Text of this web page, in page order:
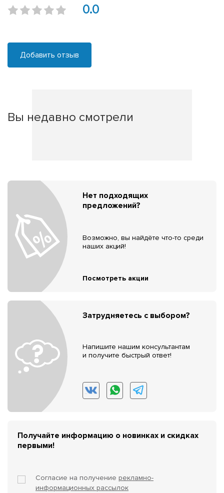
0.0
Добавить отзыв
Вы недавно смотрели
Нет подходящих
предложений?
Возможно, вы найдёте что-то среди
наших акций!
Посмотреть акции
Затрудняетесь с выбором?
Напишите нашим консультантам
и получите быстрый ответ!
Получайте информацию о новинках и скидках
первыми!
Согласие на получение рекламно-
информационных рассылок